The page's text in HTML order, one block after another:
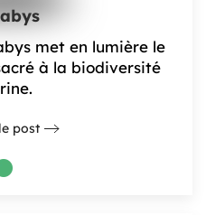
met en lumière le
à la biodiversité
post